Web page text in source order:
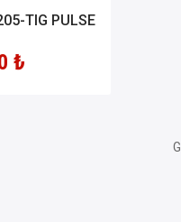
TIG PULSE
₺